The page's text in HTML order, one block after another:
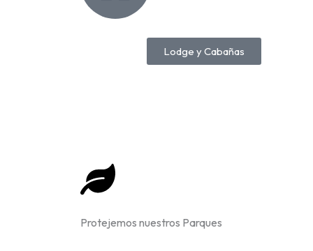
Lodge y Cabañas
Protejemos nuestros Parques